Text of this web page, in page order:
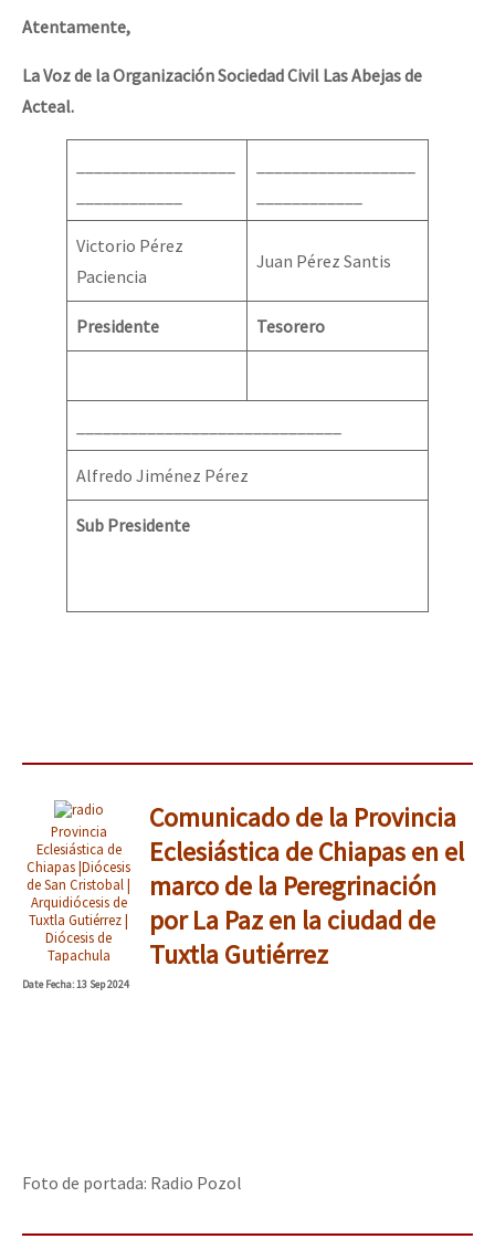
Atentamente,
La Voz de la Organización Sociedad Civil Las Abejas de
Acteal.
Victorio Pérez
Paciencia
Juan Pérez Santis
Presidente Tesorero
Alfredo Jiménez Pérez
Sub Presidente
Provincia
Eclesiástica de
Chiapas |Diócesis
de San Cristobal |
Arquidiócesis de
Tuxtla Gutiérrez |
Diócesis de
Tapachula
Comunicado de la Provincia
Eclesiástica de Chiapas en el
marco de la Peregrinación
por La Paz en la ciudad de
Tuxtla Gutiérrez
DateFecha: 13 Sep 2024
Foto de portada: Radio Pozol